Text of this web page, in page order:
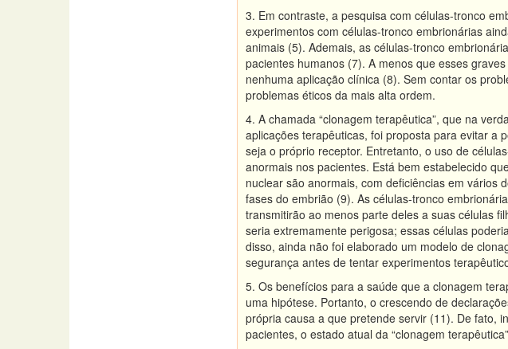
3. Em contraste, a pesquisa com células-tronco
experimentos com células-tronco embrionárias
animais (5). Ademais, as células-tronco
pacientes humanos (7). A menos que esses
nenhuma aplicação clínica (8). Sem contar os
problemas éticos da mais alta ordem.
4. A chamada “clonagem terapêutica”, que na
aplicações terapêuticas, foi proposta para evitar a
seja o próprio receptor. Entretanto, o uso de
anormais nos pacientes. Está bem estabelecido
nuclear são anormais, com deficiências em vários
fases do embrião (9). As células-tronco
transmitirão ao menos parte deles a suas células
seria extremamente perigosa; essas células
disso, ainda não foi elaborado um modelo de
segurança antes de tentar experimentos
5. Os benefícios para a saúde que a clonagem
uma hipótese. Portanto, o crescendo de
própria causa a que pretende servir (11). De fato,
pacientes, o estado atual da “clonagem